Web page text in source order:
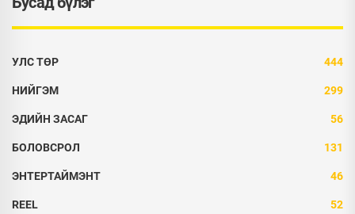
УЛС ТӨР 444
НИЙГЭМ 299
ЭДИЙН ЗАСАГ 56
БОЛОВСРОЛ 131
ЭНТЕРТАЙМЭНТ 46
REEL 52